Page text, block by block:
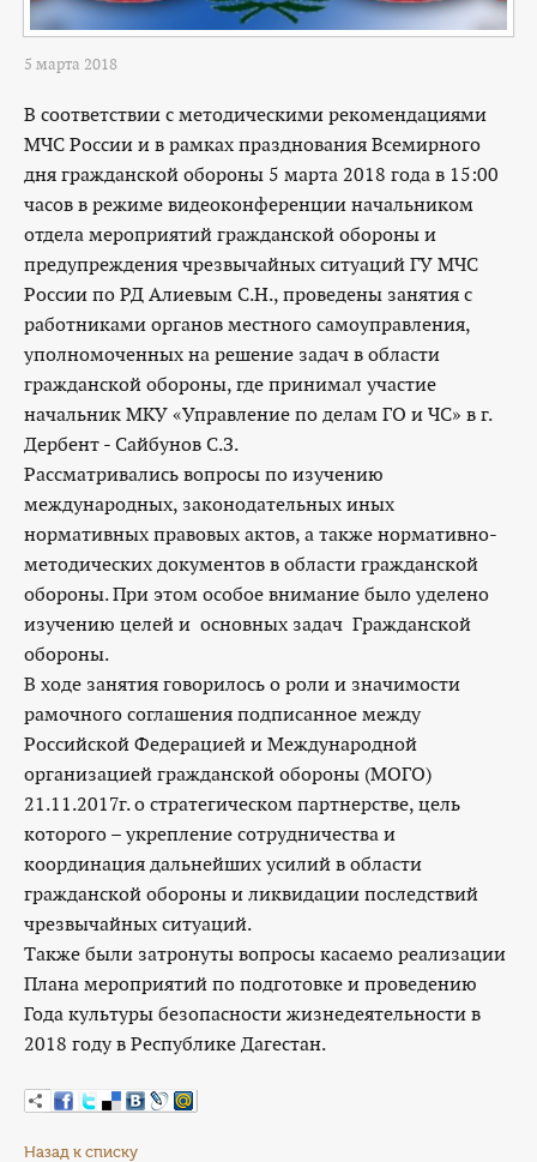
5 марта 2018
В соответствии с методическими рекомендациями
МЧС России и в рамках празднования Всемирного
дня гражданской обороны 5 марта 2018 года в 15:00
часов в режиме видеоконференции начальником
отдела мероприятий гражданской обороны и
предупреждения чрезвычайных ситуаций ГУ МЧС
России по РД Алиевым С.Н., проведены занятия с
работниками органов местного самоуправления,
уполномоченных на решение задач в области
гражданской обороны, где принимал участие
начальник МКУ «Управление по делам ГО и ЧС» в г.
Дербент - Сайбунов С.З.
Рассматривались вопросы по изучению
международных, законодательных иных
нормативных правовых актов, а также нормативно-
методических документов в области гражданской
обороны. При этом особое внимание было уделено
изучению целей и основных задач Гражданской
обороны.
В ходе занятия говорилось о роли и значимости
рамочного соглашения подписанное между
Российской Федерацией и Международной
организацией гражданской обороны (МОГО)
21.11.2017г. о стратегическом партнерстве, цель
которого – укрепление сотрудничества и
координация дальнейших усилий в области
гражданской обороны и ликвидации последствий
чрезвычайных ситуаций.
Также были затронуты вопросы касаемо реализации
Плана мероприятий по подготовке и проведению
Года культуры безопасности жизнедеятельности в
2018 году в Республике Дагестан.
Назад к списку